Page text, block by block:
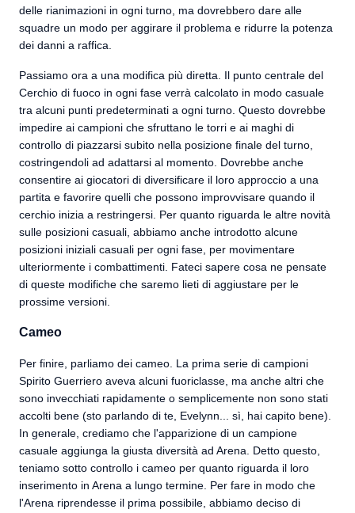
delle rianimazioni in ogni turno, ma dovrebbero dare alle
squadre un modo per aggirare il problema e ridurre la potenza
dei danni a raffica.
Passiamo ora a una modifica più diretta. Il punto centrale del
Cerchio di fuoco in ogni fase verrà calcolato in modo casuale
tra alcuni punti predeterminati a ogni turno. Questo dovrebbe
impedire ai campioni che sfruttano le torri e ai maghi di
controllo di piazzarsi subito nella posizione finale del turno,
costringendoli ad adattarsi al momento. Dovrebbe anche
consentire ai giocatori di diversificare il loro approccio a una
partita e favorire quelli che possono improvvisare quando il
cerchio inizia a restringersi. Per quanto riguarda le altre novità
sulle posizioni casuali, abbiamo anche introdotto alcune
posizioni iniziali casuali per ogni fase, per movimentare
ulteriormente i combattimenti. Fateci sapere cosa ne pensate
di queste modifiche che saremo lieti di aggiustare per le
prossime versioni.
Cameo
Per finire, parliamo dei cameo. La prima serie di campioni
Spirito Guerriero aveva alcuni fuoriclasse, ma anche altri che
sono invecchiati rapidamente o semplicemente non sono stati
accolti bene (sto parlando di te, Evelynn... sì, hai capito bene).
In generale, crediamo che l'apparizione di un campione
casuale aggiunga la giusta diversità ad Arena. Detto questo,
teniamo sotto controllo i cameo per quanto riguarda il loro
inserimento in Arena a lungo termine. Per fare in modo che
l'Arena riprendesse il prima possibile, abbiamo deciso di